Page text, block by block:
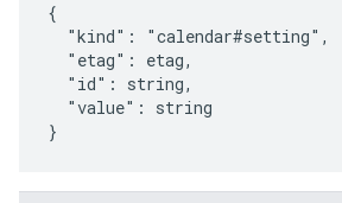
{
  "kind": "calendar#setting",
  "etag":
etag,
  "id":
string,
  "value":
string
}